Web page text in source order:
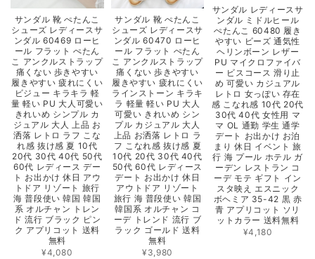
サンダル 靴 ぺたんこ
シューズ レディースサ
ンダル 60469 ローヒ
ール フラット ぺたん
こ アンクルストラップ
痛くない 歩きやすい
履きやすい 疲れにくい
ビジュー キラキラ 軽
量 軽い PU 大人可愛い
きれいめ シンプル カ
ジュアル 大人 上品 お
洒落 レトロ ラフ こな
れ感 抜け感 夏 10代
20代 30代 40代 50代
60代 レディース デー
ト お出かけ 休日 アウ
トドア リゾート 旅行
海 普段使い 韓国 韓国
系 オルチャン トレン
ド 流行 ブラック ピン
ク アプリコット 送料
無料
¥4,080
サンダル 靴 ぺたんこ
シューズ レディースサ
ンダル 60470 ローヒ
ール フラット ぺたん
こ アンクルストラップ
痛くない 歩きやすい
履きやすい 疲れにくい
ラインストーン キラキ
ラ 軽量 軽い PU 大人
可愛い きれいめ シン
プル カジュアル 大人
上品 お洒落 レトロ ラ
フ こなれ感 抜け感 夏
10代 20代 30代 40代
50代 60代 レディース
デート お出かけ 休日
アウトドア リゾート
旅行 海 普段使い 韓国
韓国系 オルチャン コ
ーデ トレンド 流行 ブ
ラック ゴールド 送料
無料
¥3,980
サンダル レディースサ
ンダル ミドルヒール
ぺたんこ 60480 履き
やすい ビーズ 通気性
ヘリンボーン レザー
PU マイクロファイバ
ー ビスコース 滑り止
め 可愛い カジュアル
レトロ 女っぽい 存在
感 こなれ感 10代 20代
30代 40代 女性用 マ
マ OL 通勤 学生 通学
デート お出かけ お泊
まり 休日 イベント 旅
行 海 プール ホテル ガ
ーデン レストラン コ
ーデ モテ ギフト イン
スタ映え エスニック
ボヘミア 35-42 黒 赤
青 アプリコット ソリ
ットカラー 送料無料
¥4,180